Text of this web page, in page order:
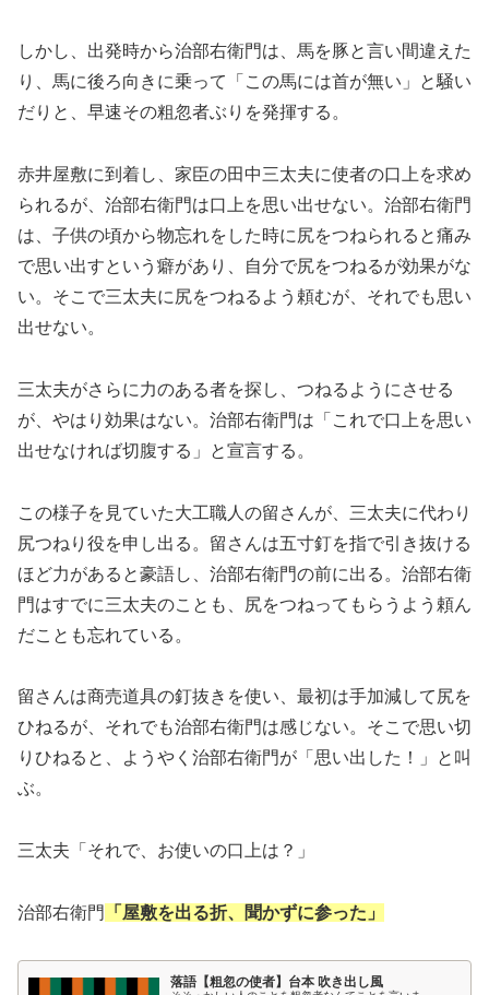
しかし、出発時から治部右衛門は、馬を豚と言い間違えた
り、馬に後ろ向きに乗って「この馬には首が無い」と騒い
だりと、早速その粗忽者ぶりを発揮する。
赤井屋敷に到着し、家臣の田中三太夫に使者の口上を求め
られるが、治部右衛門は口上を思い出せない。治部右衛門
は、子供の頃から物忘れをした時に尻をつねられると痛み
で思い出すという癖があり、自分で尻をつねるが効果がな
い。そこで三太夫に尻をつねるよう頼むが、それでも思い
出せない。
三太夫がさらに力のある者を探し、つねるようにさせる
が、やはり効果はない。治部右衛門は「これで口上を思い
出せなければ切腹する」と宣言する。
この様子を見ていた大工職人の留さんが、三太夫に代わり
尻つねり役を申し出る。留さんは五寸釘を指で引き抜ける
ほど力があると豪語し、治部右衛門の前に出る。治部右衛
門はすでに三太夫のことも、尻をつねってもらうよう頼ん
だことも忘れている。
留さんは商売道具の釘抜きを使い、最初は手加減して尻を
ひねるが、それでも治部右衛門は感じない。そこで思い切
りひねると、ようやく治部右衛門が「思い出した！」と叫
ぶ。
三太夫「それで、お使いの口上は？」
治部右衛門 「屋敷を出る折、聞かずに参った」
落語【粗忽の使者】台本 吹き出し風